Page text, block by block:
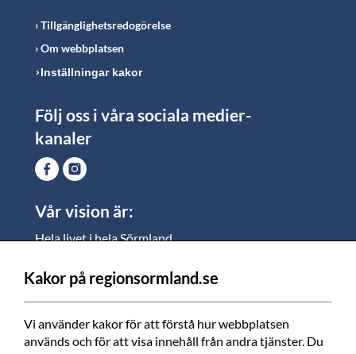
Tillgänglighetsredogörelse
Om webbplatsen
Inställningar kakor
Följ oss i våra sociala medier-
kanaler
Vår vision är:
Hela livet i hela Sörmland.
vi vill skapa jämlika möjligheter för både
medarbetare och invånare att växa.
Vi är en tillgänglig region som varje dag förbättrar
livskvaliteten för alla som bor och verkar i Sörmland.
Kakor på regionsormland.se
Vi använder kakor för att förstå hur webbplatsen
används och för att visa innehåll från andra tjänster. Du